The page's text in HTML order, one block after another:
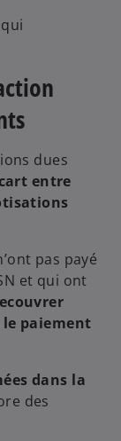
dues
entre
pas payé
et qui ont
paiement
dans la
des